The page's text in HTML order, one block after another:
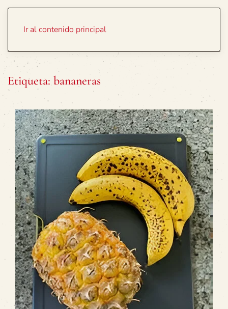
Ir al contenido principal
Etiqueta: bananeras